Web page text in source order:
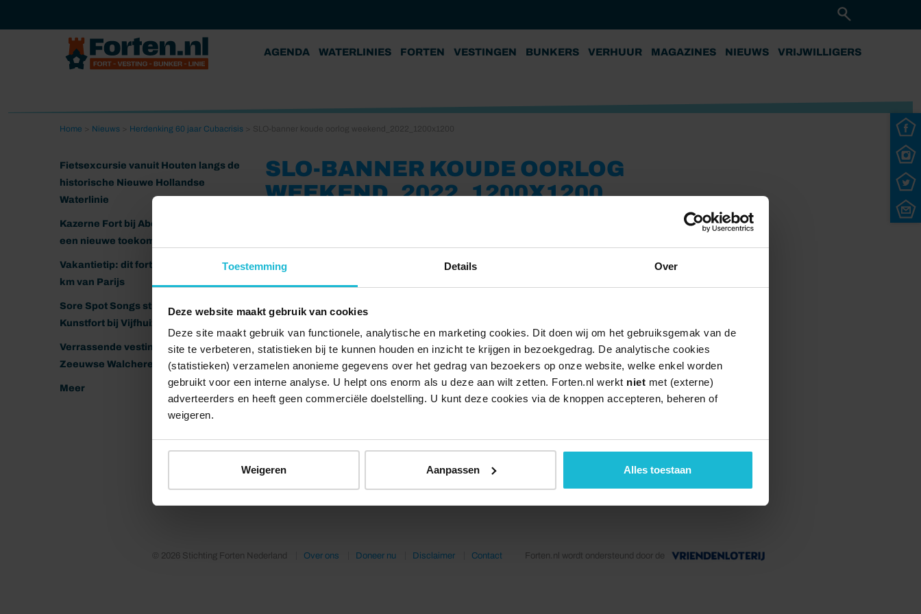
Toestemming Details Over
Deze website maakt gebruik van cookies
Deze site maakt gebruik van functionele, analytische en marketing cookies. Dit doen wij om het gebruiksgemak van de
site te verbeteren, statistieken bij te kunnen houden en inzicht te krijgen in bezoekgedrag. De analytische cookies
(statistieken) verzamelen anonieme gegevens over het gedrag van bezoekers op onze website, welke enkel worden
gebruikt voor een interne analyse. U helpt ons enorm als u deze aan wilt zetten. Forten.nl werkt niet met (externe)
adverteerders en heeft geen commerciële doelstelling. U kunt deze cookies via de knoppen accepteren, beheren of
weigeren.
Weigeren Aanpassen Alles toestaan
AGENDA WATERLINIES FORTEN VESTINGEN BUNKERS VERHUUR MAGAZINES NIEUWS VRIJWILLIGERS
Home Nieuws Herdenking 60 jaar Cubacrisis
Fietsexcursie vanuit Houten langs de
historische Nieuwe Hollandse
Waterlinie
Kazerne Fort bij Abcoude klaar voor
een nieuwe toekomst
Vakantietip: dit fort ligt nog geen 20
km van Parijs
Sore Spot Songs strijkt neer op het
Kunstfort bij Vijfhuizen
Verrassende vestingen van het
Zeeuwse Walcheren
Meer
SLO-BANNER KOUDE OORLOG
WEEKEND_2022_1200X1200
© 2026 Stichting Forten Nederland Over ons Doneer nu Disclaimer Contact Forten.nl wordt ondersteund door de